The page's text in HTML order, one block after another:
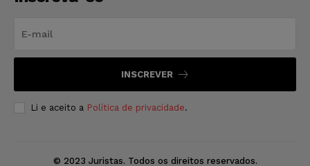
INSCREVER
Li e aceito a Política de privacidade.
© 2023 Juristas. Todos os direitos reservados.